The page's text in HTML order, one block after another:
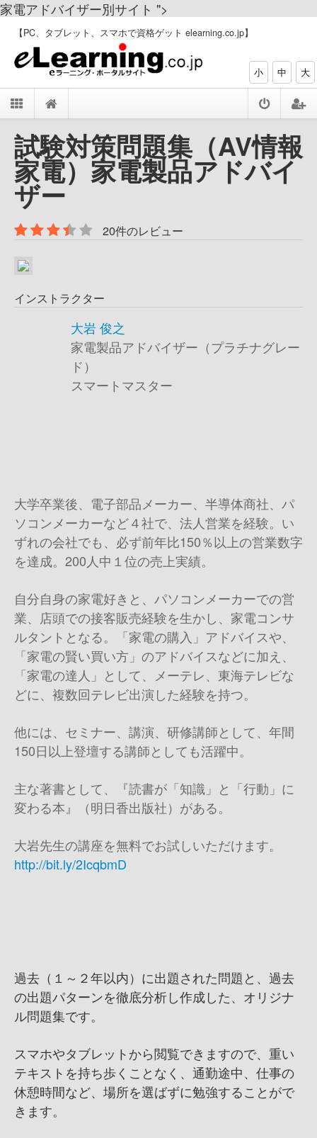
家電アドバイザー別サイト ">
【PC、タブレット、スマホで資格ゲット elearning.co.jp】
小 中 大
試験対策問題集（AV情報
家電）家電製品アドバイ
ザー
20件のレビュー
インストラクター
大岩 俊之
家電製品アドバイザー（プラチナグレー
ド）
スマートマスター
大学卒業後、電子部品メーカー、半導体商社、パ
ソコンメーカーなど４社で、法人営業を経験。い
ずれの会社でも、必ず前年比150％以上の営業数字
を達成。200人中１位の売上実績。
自分自身の家電好きと、パソコンメーカーでの営
業、店頭での接客販売経験を生かし、家電コンサ
ルタントとなる。「家電の購入」アドバイスや、
「家電の賢い買い方」のアドバイスなどに加え、
「家電の達人」として、メーテレ、東海テレビな
どに、複数回テレビ出演した経験を持つ。
他には、セミナー、講演、研修講師として、年間
150日以上登壇する講師としても活躍中。
主な著書として、『読書が「知識」と「行動」に
変わる本』（明日香出版社）がある。
大岩先生の講座を無料でお試しいただけます。
http://bit.ly/2IcqbmD
過去（１～２年以内）に出題された問題と、過去
の出題パターンを徹底分析し作成した、オリジナ
ル問題集です。
スマホやタブレットから閲覧できますので、重い
テキストを持ち歩くことなく、通勤途中、仕事の
休憩時間など、場所を選ばずに勉強することがで
きます。